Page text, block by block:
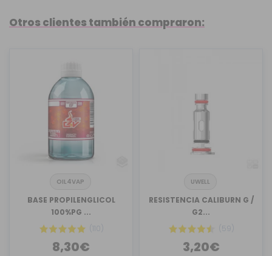
Otros clientes también compraron:
OIL4VAP
BASE PROPILENGLICOL
100%PG ...
(110)
8,30€
UWELL
RESISTENCIA CALIBURN G /
G2...
(59)
3,20€